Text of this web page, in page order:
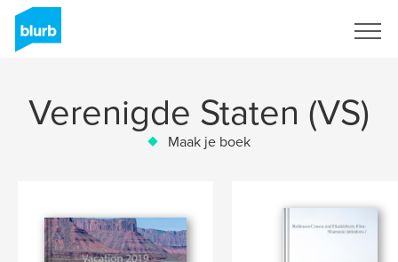
Verenigde Staten (VS)
Maak je boek